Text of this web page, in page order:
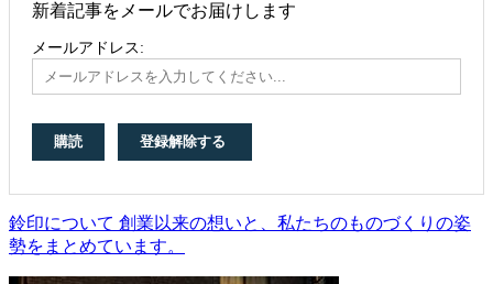
新着記事をメールでお届けします
メールアドレス:
鈴印について 創業以来の想いと、私たちのものづくりの姿
勢をまとめています。